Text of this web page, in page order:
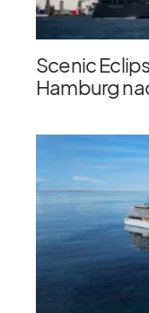
Scenic
Hamburg